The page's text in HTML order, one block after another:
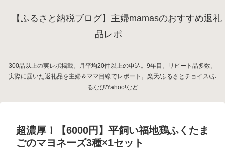
【ふるさと納税ブログ】主婦mamasのおすすめ返礼
品レポ
300品以上の実レポ掲載。月平均20件以上の申込。9年目。リピート品多数。
実際に届いた返礼品を主婦＆ママ目線でレポート。楽天/ふるさとチョイス/ふ
るなび/Yahoo!など
超濃厚！【6000円】平飼い福地鶏ふくたま
ごのマヨネーズ3種×1セット